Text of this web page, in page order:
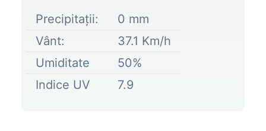
Precipitații: 0 mm
Vânt:
37.1 Km/h
Umiditate
50%
Indice UV
7.9